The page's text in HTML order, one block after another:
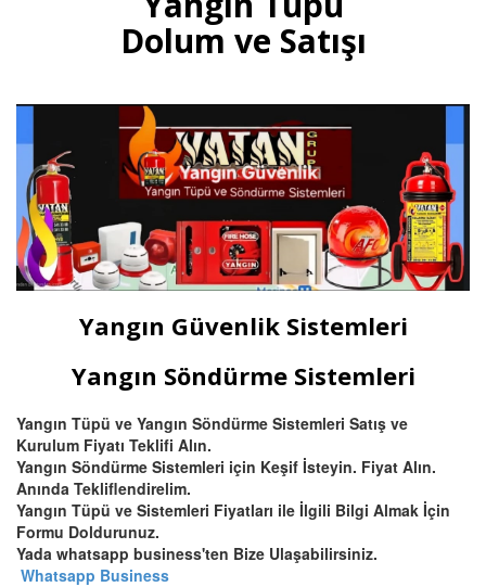
Dolum ve Satışı
Yangın Güvenlik Sistemleri
Yangın Söndürme Sistemleri
Yangın Tüpü ve Yangın Söndürme Sistemleri Satış ve
Kurulum Fiyatı Teklifi Alın.
Yangın Söndürme Sistemleri için Keşif İsteyin. Fiyat Alın.
Anında Tekliflendirelim.
Yangın Tüpü ve Sistemleri Fiyatları ile İlgili Bilgi Almak İçin
Formu Doldurunuz.
Yada whatsapp business'ten Bize Ulaşabilirsiniz.
Whatsapp Business